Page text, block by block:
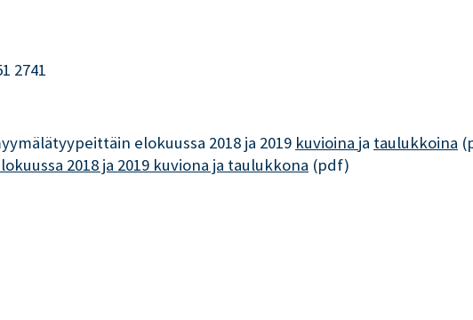
2741
elokuussa 2018 ja 2019 kuvioina ja taulukkoina
2018 ja 2019 kuviona ja taulukkona (pdf)